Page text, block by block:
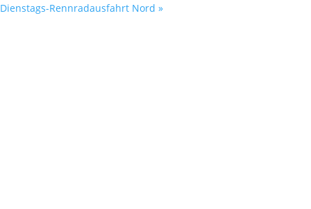
Dienstags-Rennradausfahrt Nord »